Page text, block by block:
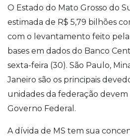
O Estado do Mato Grosso do
estimada de R$ 5,79 bilhões
com o levantamento feito pela
bases em dados do Banco
sexta-feira (30). São Paulo,
Janeiro são os principais
unidades da federação devem
Governo Federal.
A dívida de MS tem sua